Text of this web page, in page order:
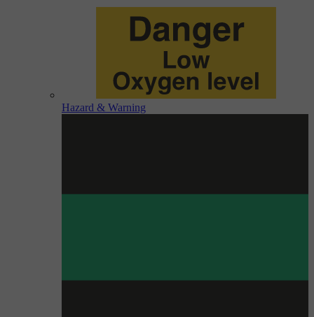
Hazard & Warning